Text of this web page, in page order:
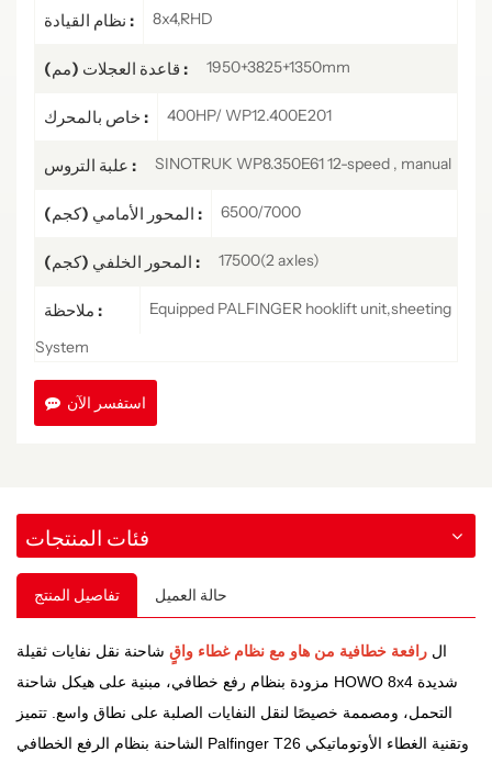
نظام القيادة : 8x4,RHD
قاعدة العجلات (مم) : 1950+3825+1350mm
خاص بالمحرك : 400HP/ WP12.400E201
علبة التروس : SINOTRUK WP8.350E61 12-speed , manual
المحور الأمامي (كجم) : 6500/7000
المحور الخلفي (كجم) : 17500(2 axles)
ملاحظة :
Equipped PALFINGER hooklift unit,sheeting
System
استفسر الآن
فئات المنتجات
تفاصيل المنتج حالة العميل
ال رافعة خطافية من هاو مع نظام غطاء واقٍ شاحنة نقل نفايات ثقيلة
مزودة بنظام رفع خطافي، مبنية على هيكل شاحنة HOWO 8x4 شديدة
التحمل، ومصممة خصيصًا لنقل النفايات الصلبة على نطاق واسع. تتميز
الشاحنة بنظام الرفع الخطافي Palfinger T26 وتقنية الغطاء الأوتوماتيكي